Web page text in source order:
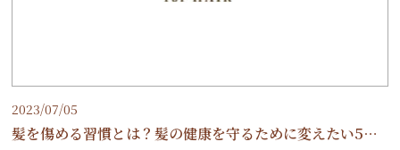
2023/07/05
髪を傷める習慣とは？髪の健康を守るために変えたい5つの習慣をご紹介します